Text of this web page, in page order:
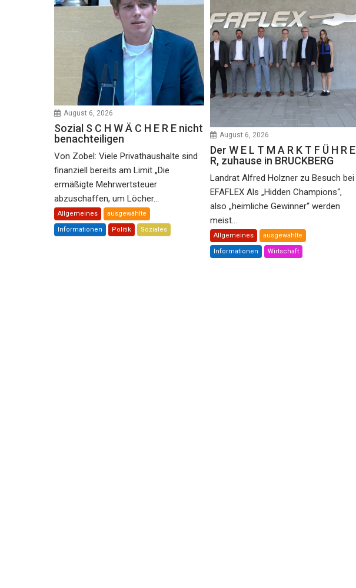
August 6, 2026
Sozial S C H W Ä C H E R E nicht
benachteiligen
Von Zobel: Viele Privathaushalte sind
finanziell bereits am Limit „Die
ermäßigte Mehrwertsteuer
abzuschaffen, um Löcher...
Allgemeines ausgewählte
Informationen Politik Soziales
August 6, 2026
Der W E L T M A R K T F Ü H R E
R, zuhause in BRUCKBERG
Landrat Alfred Holzner zu Besuch bei
EFAFLEX Als „Hidden Champions“,
also „heimliche Gewinner“ werden
meist...
Allgemeines ausgewählte
Informationen Wirtschaft